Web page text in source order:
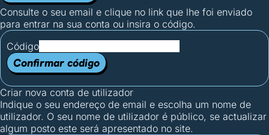
Consulte o seu email e clique no link que lhe foi enviado
para entrar na sua conta ou insira o código.
Código
Confirmar código
Criar nova conta de utilizador
Indique o seu endereço de email e escolha um nome de
utilizador. O seu nome de utilizador é público, se actualizar
algum posto este será apresentado no site.